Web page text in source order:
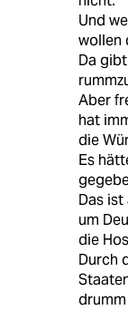
Und
wollen
Da
Aber
hat
die
Es
Das
um
die
Durch